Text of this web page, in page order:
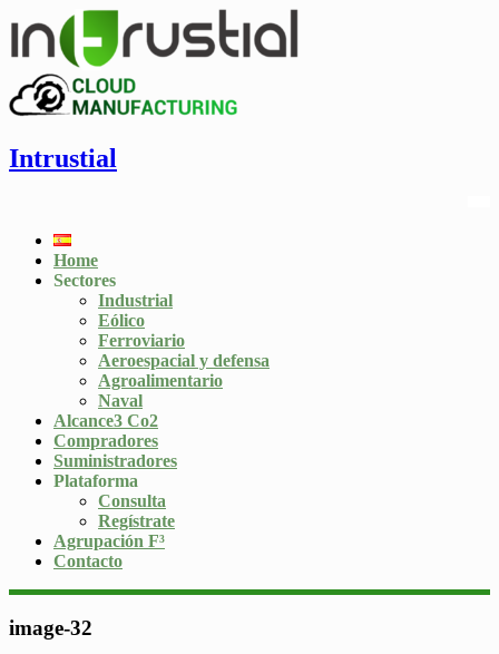
Intrustial
Home
Sectores
Industrial
Eólico
Ferroviario
Aeroespacial y defensa
Agroalimentario
Naval
Alcance3 Co2
Compradores
Suministradores
Plataforma
Consulta
Regístrate
Agrupación F³
Contacto
image-32